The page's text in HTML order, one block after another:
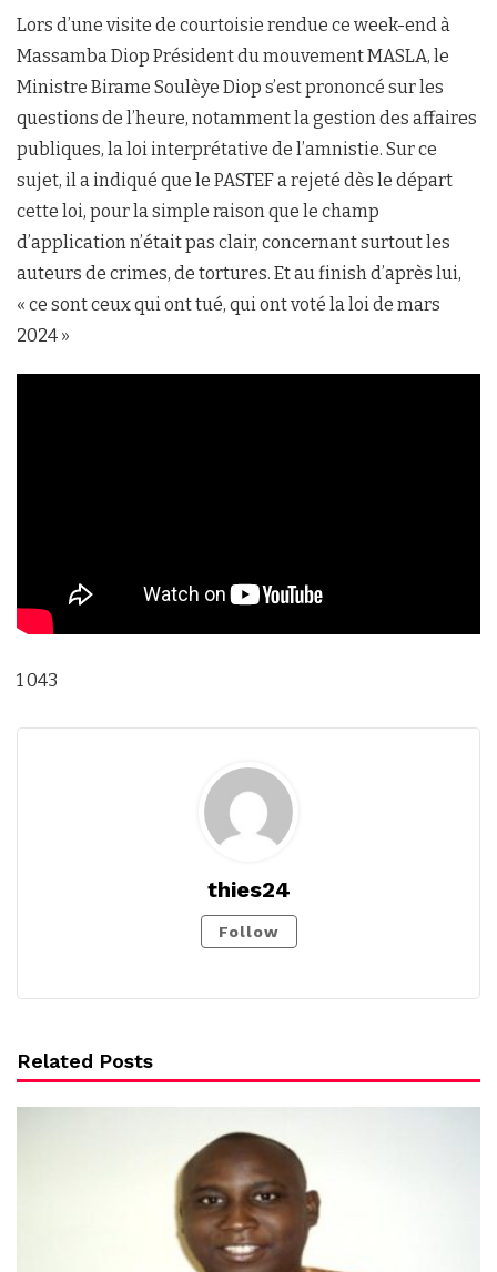
Lors d’une visite de courtoisie rendue ce week-end à
Massamba Diop Président du mouvement MASLA, le
Ministre Birame Soulèye Diop s’est prononcé sur les
questions de l’heure, notamment la gestion des affaires
publiques, la loi interprétative de l’amnistie. Sur ce
sujet, il a indiqué que le PASTEF a rejeté dès le départ
cette loi, pour la simple raison que le champ
d’application n’était pas clair, concernant surtout les
auteurs de crimes, de tortures. Et au finish d’après lui,
« ce sont ceux qui ont tué, qui ont voté la loi de mars
2024 »
1 043
thies24
Follow
Related Posts